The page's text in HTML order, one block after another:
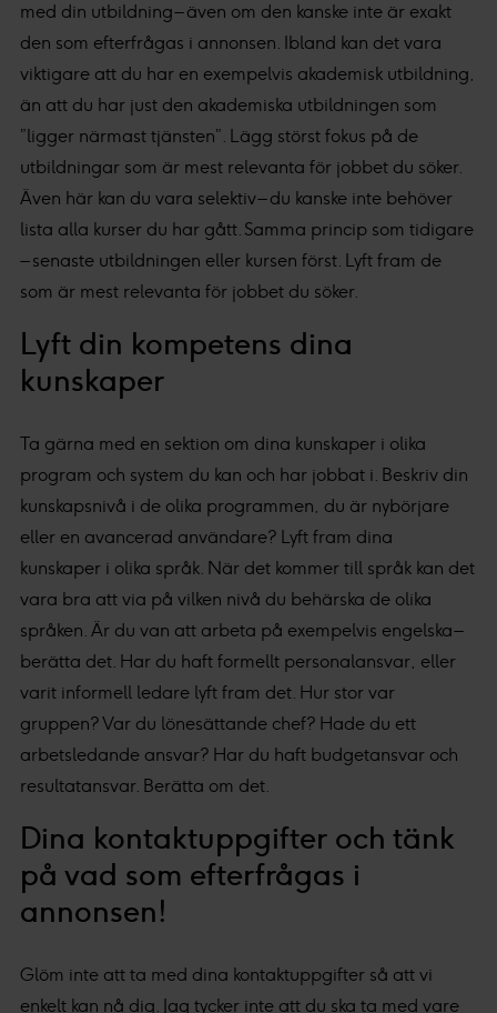
med din utbildning – även om den kanske inte är exakt
den som efterfrågas i annonsen. Ibland kan det vara
viktigare att du har en exempelvis akademisk utbildning,
än att du har just den akademiska utbildningen som
”ligger närmast tjänsten”. Lägg störst fokus på de
utbildningar som är mest relevanta för jobbet du söker.
Även här kan du vara selektiv – du kanske inte behöver
lista alla kurser du har gått. Samma princip som tidigare
– senaste utbildningen eller kursen först. Lyft fram de
som är mest relevanta för jobbet du söker.
Lyft din kompetens dina
kunskaper
Ta gärna med en sektion om dina kunskaper i olika
program och system du kan och har jobbat i. Beskriv din
kunskapsnivå i de olika programmen, du är nybörjare
eller en avancerad användare? Lyft fram dina
kunskaper i olika språk. När det kommer till språk kan det
vara bra att via på vilken nivå du behärska de olika
språken. Är du van att arbeta på exempelvis engelska –
berätta det. Har du haft formellt personalansvar, eller
varit informell ledare lyft fram det. Hur stor var
gruppen? Var du lönesättande chef? Hade du ett
arbetsledande ansvar? Har du haft budgetansvar och
resultatansvar. Berätta om det.
Dina kontaktuppgifter och tänk
på vad som efterfrågas i
annonsen!
Glöm inte att ta med dina kontaktuppgifter så att vi
enkelt kan nå dig. Jag tycker inte att du ska ta med vare